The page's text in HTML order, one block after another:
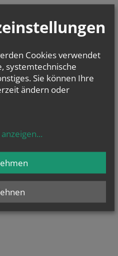
Evangelium
unmöglich sein
Cookies verwendet
systemtechnische
Sie können Ihre
ändern oder
...